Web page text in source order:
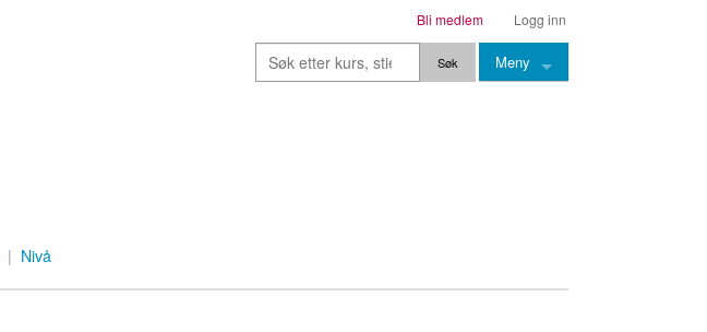
Logg inn
Bli medlem
Meny
Stemming
| Nivå